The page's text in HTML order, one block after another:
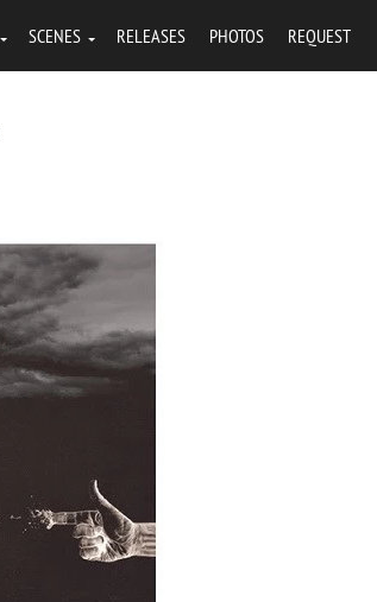
SCENES RELEASES PHOTOS REQUEST